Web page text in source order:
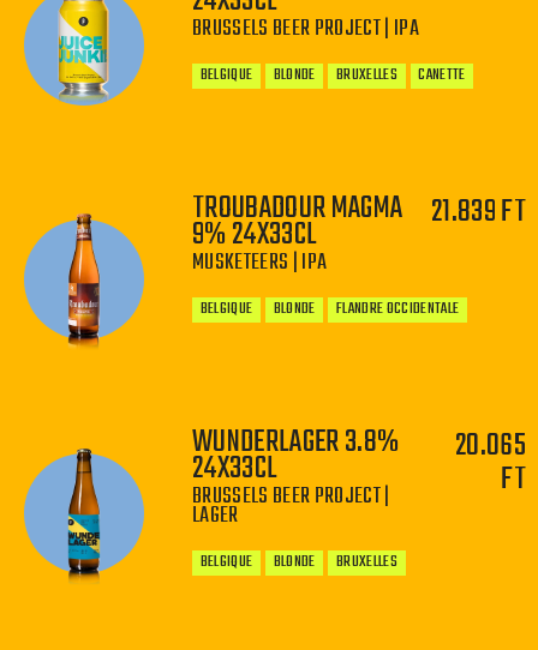
BRUSSELS BEER PROJECT | IPA
BELGIQUE BLONDE BRUXELLES CANETTE
−
TROUBADOUR MAGMA
9% 24X33CL
MUSKETEERS | IPA
21.839 FT
BELGIQUE BLONDE FLANDRE OCCIDENTALE
−
WUNDERLAGER 3.8%
24X33CL
BRUSSELS BEER PROJECT |
LAGER
20.065
FT
BELGIQUE BLONDE BRUXELLES